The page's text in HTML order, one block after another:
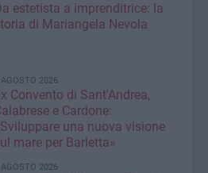
estetista a imprenditrice: la
di Mariangela Nevola
2026
Convento di Sant'Andrea,
e Cardone:
una nuova visione
mare per Barletta»
2026